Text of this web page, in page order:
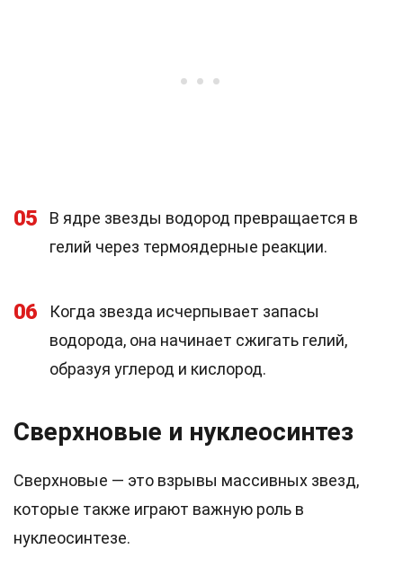
05
В ядре звезды водород превращается в
гелий через термоядерные реакции.
06
Когда звезда исчерпывает запасы
водорода, она начинает сжигать гелий,
образуя углерод и кислород.
Сверхновые и нуклеосинтез
Сверхновые — это взрывы массивных звезд,
которые также играют важную роль в
нуклеосинтезе.